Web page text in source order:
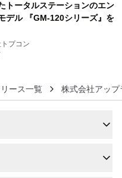
トータルステーションのエン
デル 『GM-120シリーズ』を
プコン
ース一覧 株式会社アッ